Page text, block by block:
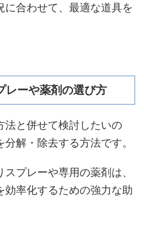
に合わせて、最適な道具を
レーや薬剤の選び方
法と併せて検討したいの
解・除去する方法です。
プレーや専用の薬剤は、
効率化するための強力な助